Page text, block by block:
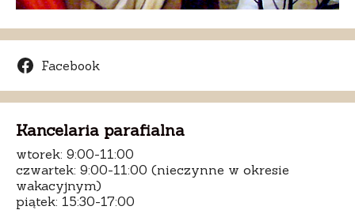
Facebook
Kancelaria parafialna
wtorek: 9:00-11:00
czwartek: 9:00-11:00 (nieczynne w okresie
wakacyjnym)
piątek: 15:30-17:00